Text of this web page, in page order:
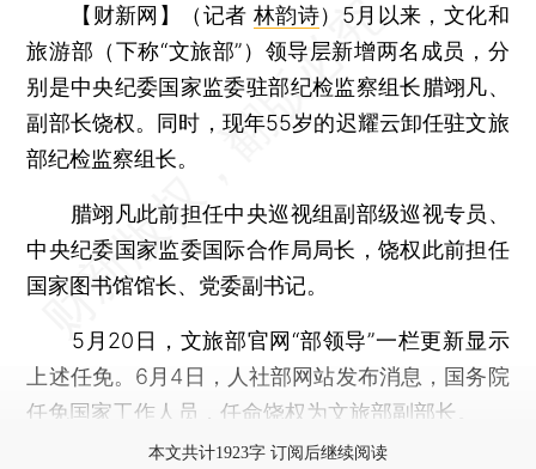
【财新网】（记者林韵诗） 5月以来，文化和
旅游部（下称“文旅部”）领导层新增两名成员，分
别是中央纪委国家监委驻部纪检监察组长腊翊凡、
副部长饶权。同时，现年55岁的迟耀云卸任驻文旅
部纪检监察组长。
腊翊凡此前担任中央巡视组副部级巡视专员、
中央纪委国家监委国际合作局局长，饶权此前担任
国家图书馆馆长、党委副书记。
5月20日，文旅部官网“部领导”一栏更新显示
上述任免。6月4日，人社部网站发布消息，国务院
任免国家工作人员，任命饶权为文旅部副部长。
本文共计1923字 订阅后继续阅读